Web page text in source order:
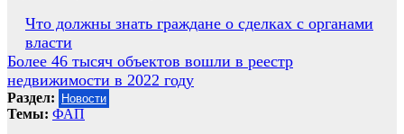
Навигация
по
записям
Что должны знать граждане о сделках с органами
власти
Более 46 тысяч объектов вошли в реестр
недвижимости в 2022 году
Раздел: Новости
Темы: ФАП